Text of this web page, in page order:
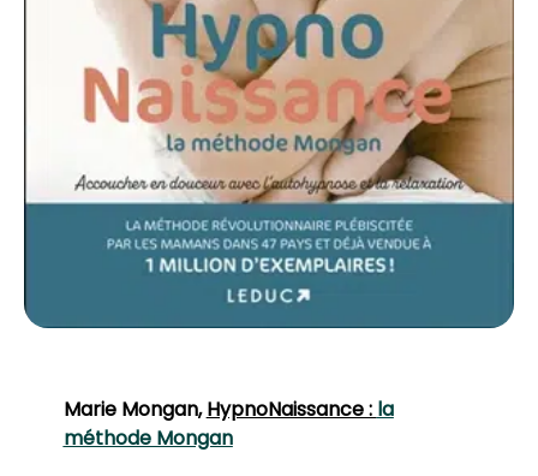
Marie Mongan,HypnoNaissance : la
méthode Mongan